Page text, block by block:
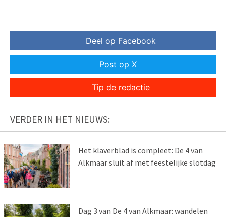
Deel op Facebook
Post op X
Tip de redactie
VERDER IN HET NIEUWS:
Het klaverblad is compleet: De 4 van
Alkmaar sluit af met feestelijke slotdag
Dag 3 van De 4 van Alkmaar: wandelen